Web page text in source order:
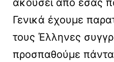
ακούσει από εσάς
Γενικά έχουμε
τους Έλληνες
προσπαθούμε πάντα